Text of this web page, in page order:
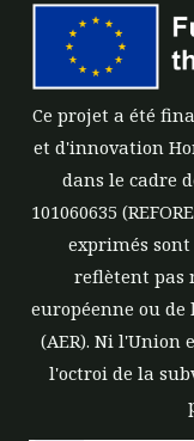
Ce projet a été
et d'innovation
dans le cadre
101060635
exprimés
reflètent pas
européenne ou de
(AER). Ni l'Union
l'octroi de la